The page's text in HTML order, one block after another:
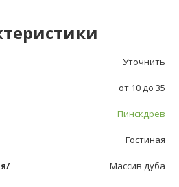
Уточнить
от 10 до 35
Пинскдрев
Гостиная
Массив дуба